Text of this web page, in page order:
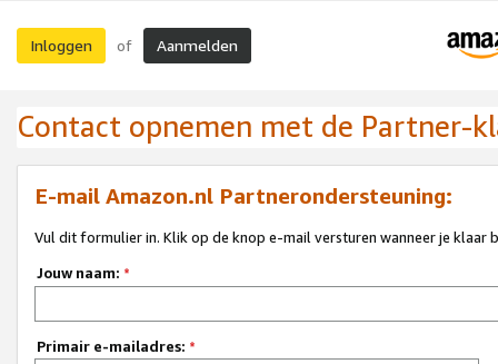
Inloggen of Aanmelden
Contact opnemen met de Partner-
E-mail Amazon.nl Partnerondersteuning:
Vul dit formulier in. Klik op de knop e-mail versturen wanneer je klaar
Jouw naam: *
Primair e-mailadres: *